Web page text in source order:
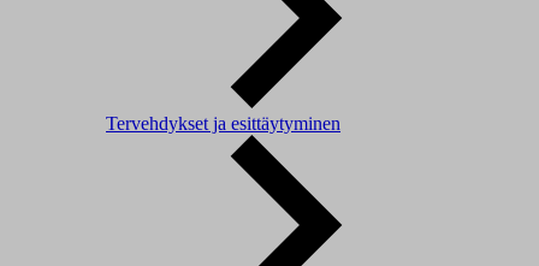
Tervehdykset ja esittäytyminen